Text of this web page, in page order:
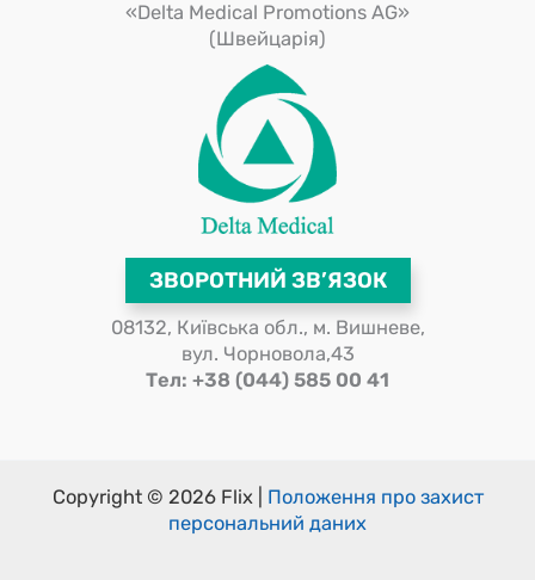
«Delta Medical Promotions AG»
(Швейцарія)
ЗВОРОТНИЙ ЗВ’ЯЗОК
08132, Київська обл., м. Вишневе,
вул. Чорновола,43
Тел: +38 (044) 585 00 41
Copyright © 2026 Flix | Положення про захист
персональний даних